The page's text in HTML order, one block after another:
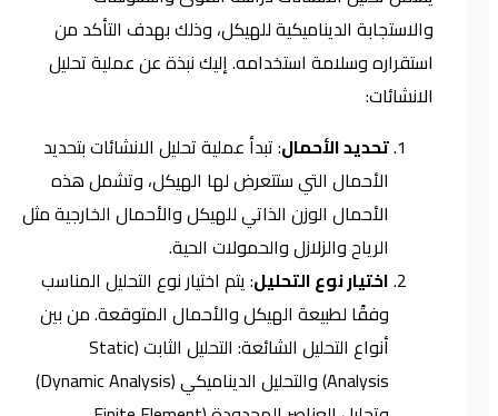
والاستجابة الديناميكية للهيكل، وذلك بهدف التأكد من
استقراره وسلامة استخدامه. إليك نبذة عن عملية تحليل
الانشائات:
تحديد الأحمال: تبدأ عملية تحليل الانشائات بتحديد
الأحمال التي ستتعرض لها الهيكل، وتشمل هذه
الأحمال الوزن الذاتي للهيكل والأحمال الخارجية مثل
الرياح والزلازل والحمولات الحية.
اختيار نوع التحليل: يتم اختيار نوع التحليل المناسب
وفقًا لطبيعة الهيكل والأحمال المتوقعة. من بين
أنواع التحليل الشائعة: التحليل الثابت (Static
Analysis) والتحليل الديناميكي (Dynamic Analysis)